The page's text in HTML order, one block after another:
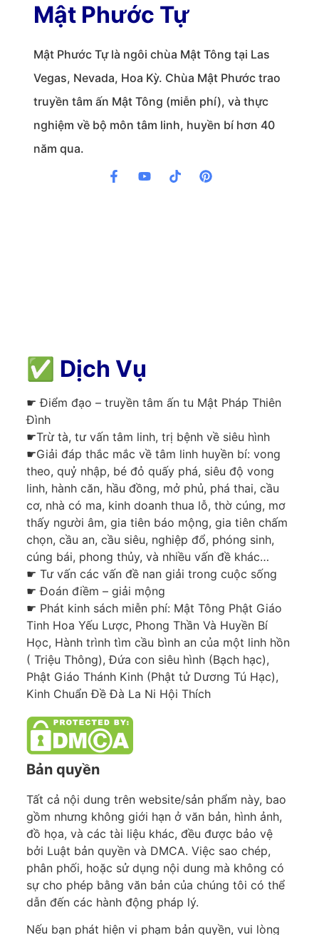
Mật Phước Tự
Mật Phước Tự là ngôi chùa Mật Tông tại Las
Vegas, Nevada, Hoa Kỳ. Chùa Mật Phước trao
truyền tâm ấn Mật Tông (miễn phí), và thực
nghiệm về bộ môn tâm linh, huyền bí hơn 40
năm qua.
✅ Dịch Vụ
☛ Điểm đạo – truyền tâm ấn tu Mật Pháp Thiên
Đình
☛Trừ tà, tư vấn tâm linh, trị bệnh về siêu hình
☛Giải đáp thắc mắc về tâm linh huyền bí: vong
theo, quỷ nhập, bé đỏ quấy phá, siêu độ vong
linh, hành căn, hầu đồng, mở phủ, phá thai, cầu
cơ, nhà có ma, kinh doanh thua lỗ, thờ cúng, mơ
thấy người âm, gia tiên báo mộng, gia tiên chấm
chọn, cầu an, cầu siêu, nghiệp đổ, phóng sinh,
cúng bái, phong thủy, và nhiều vấn đề khác…
☛ Tư vấn các vấn đề nan giải trong cuộc sống
☛ Đoán điềm – giải mộng
☛ Phát kinh sách miễn phí: Mật Tông Phật Giáo
Tinh Hoa Yếu Lược, Phong Thần Và Huyền Bí
Học, Hành trình tìm cầu bình an của một linh hồn
( Triệu Thông), Đứa con siêu hình (Bạch hạc),
Phật Giáo Thánh Kinh (Phật tử Dương Tú Hạc),
Kinh Chuẩn Đề Đà La Ni Hội Thích
Bản quyền
Tất cả nội dung trên website/sản phẩm này, bao
gồm nhưng không giới hạn ở văn bản, hình ảnh,
đồ họa, và các tài liệu khác, đều được bảo vệ
bởi Luật bản quyền và DMCA. Việc sao chép,
phân phối, hoặc sử dụng nội dung mà không có
sự cho phép bằng văn bản của chúng tôi có thể
dẫn đến các hành động pháp lý.
Nếu bạn phát hiện vi phạm bản quyền, vui lòng